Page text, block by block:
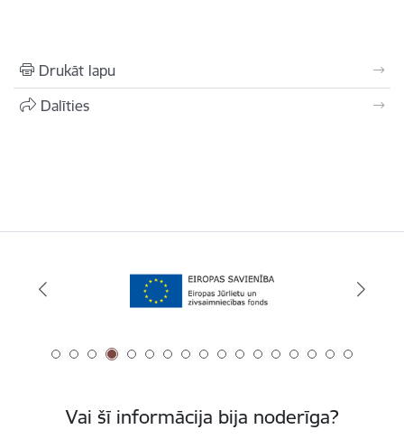
Drukāt lapu
Dalīties
Vai šī informācija bija noderīga?